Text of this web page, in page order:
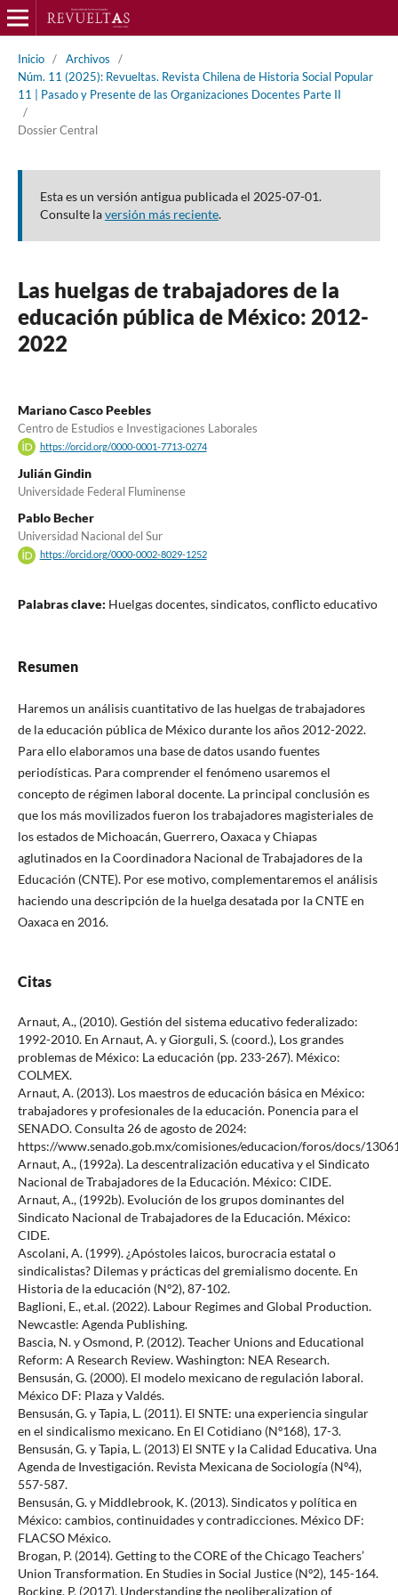
Inicio / Archivos
/
Núm. 11 (2025): Revueltas. Revista Chilena de Historia Social Popular
11 | Pasado y Presente de las Organizaciones Docentes Parte II
/
Dossier Central
Esta es un versión antigua publicada el 2025-07-01.
Consulte laversión más reciente.
Las huelgas de trabajadores de la
educación pública de México: 2012-
2022
Mariano Casco Peebles
Centro de Estudios e Investigaciones Laborales
https://orcid.org/0000-0001-7713-0274
Julián Gindin
Universidade Federal Fluminense
Pablo Becher
Universidad Nacional del Sur
https://orcid.org/0000-0002-8029-1252
Palabras clave: Huelgas docentes, sindicatos, conflicto educativo
Resumen
Haremos un análisis cuantitativo de las huelgas de trabajadores
de la educación pública de México durante los años 2012-2022.
Para ello elaboramos una base de datos usando fuentes
periodísticas. Para comprender el fenómeno usaremos el
concepto de régimen laboral docente. La principal conclusión es
que los más movilizados fueron los trabajadores magisteriales de
los estados de Michoacán, Guerrero, Oaxaca y Chiapas
aglutinados en la Coordinadora Nacional de Trabajadores de la
Educación (CNTE). Por ese motivo, complementaremos el análisis
haciendo una descripción de la huelga desatada por la CNTE en
Oaxaca en 2016.
Citas
Arnaut, A., (2010). Gestión del sistema educativo federalizado:
1992-2010. En Arnaut, A. y Giorguli, S. (coord.), Los grandes
problemas de México: La educación (pp. 233-267). México:
COLMEX.
Arnaut, A. (2013). Los maestros de educación básica en México:
trabajadores y profesionales de la educación. Ponencia para el
SENADO. Consulta 26 de agosto de 2024:
https://www.senado.gob.mx/comisiones/educacion/foros/docs/
Arnaut, A., (1992a). La descentralización educativa y el Sindicato
Nacional de Trabajadores de la Educación. México: CIDE.
Arnaut, A., (1992b). Evolución de los grupos dominantes del
Sindicato Nacional de Trabajadores de la Educación. México:
CIDE.
Ascolani, A. (1999). ¿Apóstoles laicos, burocracia estatal o
sindicalistas? Dilemas y prácticas del gremialismo docente. En
Historia de la educación (Nº2), 87-102.
Baglioni, E., et.al. (2022). Labour Regimes and Global Production.
Newcastle: Agenda Publishing.
Bascia, N. y Osmond, P. (2012). Teacher Unions and Educational
Reform: A Research Review. Washington: NEA Research.
Bensusán, G. (2000). El modelo mexicano de regulación laboral.
México DF: Plaza y Valdés.
Bensusán, G. y Tapia, L. (2011). El SNTE: una experiencia singular
en el sindicalismo mexicano. En El Cotidiano (Nº168), 17-3.
Bensusán, G. y Tapia, L. (2013) El SNTE y la Calidad Educativa. Una
Agenda de Investigación. Revista Mexicana de Sociología (Nº4),
557-587.
Bensusán, G. y Middlebrook, K. (2013). Sindicatos y política en
México: cambios, continuidades y contradicciones. México DF:
FLACSO México.
Brogan, P. (2014). Getting to the CORE of the Chicago Teachers’
Union Transformation. En Studies in Social Justice (Nº2), 145-164.
Bocking, P. (2017). Understanding the neoliberalization of